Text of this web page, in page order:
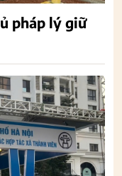
pháp lý giữ